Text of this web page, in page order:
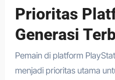
Prioritas
Generasi
Pemain di platform
menjadi prioritas utama